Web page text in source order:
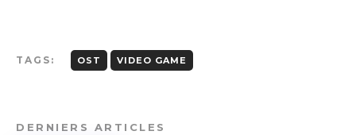
TAGS: OST VIDEO GAME
DERNIERS ARTICLES